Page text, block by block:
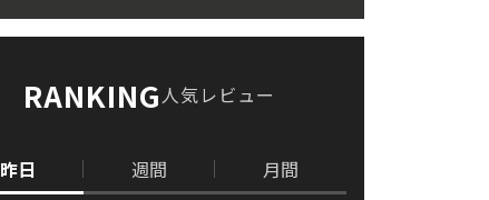
RANKING人気レビュー
昨日 週間 月間